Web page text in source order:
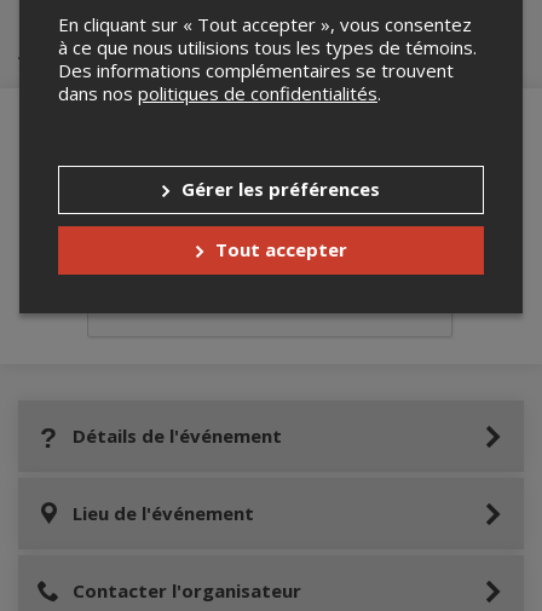
Achat de billets
Merci de confirmer que vous n'êtes pas un
robot ci-bas.
Détails de l'événement
Lieu de l'événement
Contacter l'organisateur
En cliquant sur « Tout accepter », vous consentez
à ce que nous utilisions tous les types de témoins.
Des informations complémentaires se trouvent
dans nos politiques de confidentialités.
Gérer les préférences
Tout accepter